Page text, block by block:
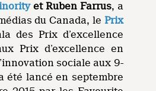
et Ruben Farrus, a
du Canada, le Prix
des Prix d’excellence
Prix d’excellence en
sociale aux 9-
été lancé en septembre